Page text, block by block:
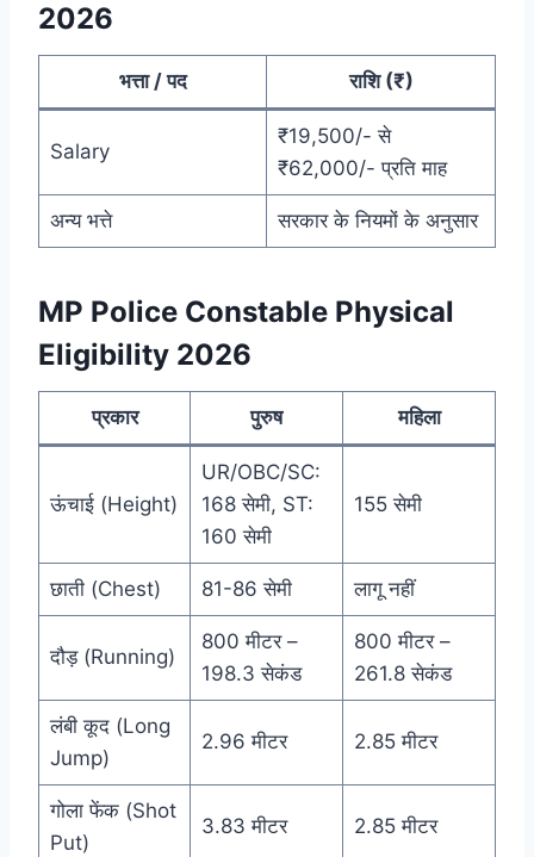
2026
भत्ता / पद राशि (₹)
Salary
₹19,500/- से
₹62,000/- प्रति माह
अन्य भत्ते सरकार के नियमों के अनुसार
MP Police Constable Physical
Eligibility 2026
प्रकार पुरुष महिला
ऊंचाई (Height)
UR/OBC/SC:
168 सेमी, ST:
160 सेमी
155 सेमी
छाती (Chest) 81-86 सेमी लागू नहीं
दौड़ (Running)
800 मीटर –
198.3 सेकंड
800 मीटर –
261.8 सेकंड
लंबी कूद (Long
Jump)
2.96 मीटर 2.85 मीटर
गोला फेंक (Shot
Put)
3.83 मीटर 2.85 मीटर